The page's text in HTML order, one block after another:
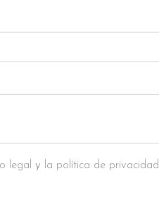
legal y la política de privacidad